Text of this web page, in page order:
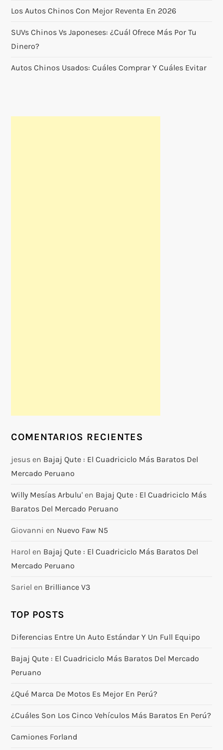
Los Autos Chinos Con Mejor Reventa En 2026
SUVs Chinos Vs Japoneses: ¿cuál Ofrece Más Por Tu
Dinero?
Autos Chinos Usados: Cuáles Comprar Y Cuáles Evitar
COMENTARIOS RECIENTES
jesus en Bajaj Qute : El Cuadriciclo Más Baratos Del
Mercado Peruano
Willy Mesías Arbulu' en Bajaj Qute : El Cuadriciclo Más
Baratos Del Mercado Peruano
Giovanni en Nuevo Faw N5
Harol en Bajaj Qute : El Cuadriciclo Más Baratos Del
Mercado Peruano
Sariel en Brilliance V3
TOP POSTS
Diferencias Entre Un Auto Estándar Y Un Full Equipo
Bajaj Qute : El Cuadriciclo Más Baratos Del Mercado
Peruano
¿Qué Marca De Motos Es Mejor En Perú?
¿Cuáles Son Los Cinco Vehículos Más Baratos En Perú?
Camiones Forland